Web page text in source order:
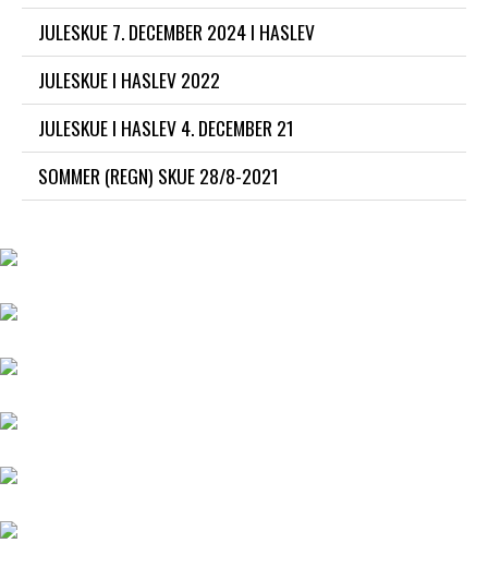
JULESKUE 7. DECEMBER 2024 I HASLEV
JULESKUE I HASLEV 2022
JULESKUE I HASLEV 4. DECEMBER 21
SOMMER (REGN) SKUE 28/8-2021